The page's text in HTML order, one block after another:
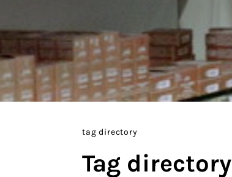
tag directory
Tag directory